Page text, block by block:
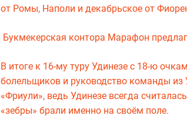
от Ромы, Наполи и декабрьское от
Букмекерская контора Марафон
В итоге к 16-му туру Удинезе с 18-ю
болельщиков и руководство команды из
«Фриули», ведь Удинезе всегда
«зебры» брали именно на своём поле.